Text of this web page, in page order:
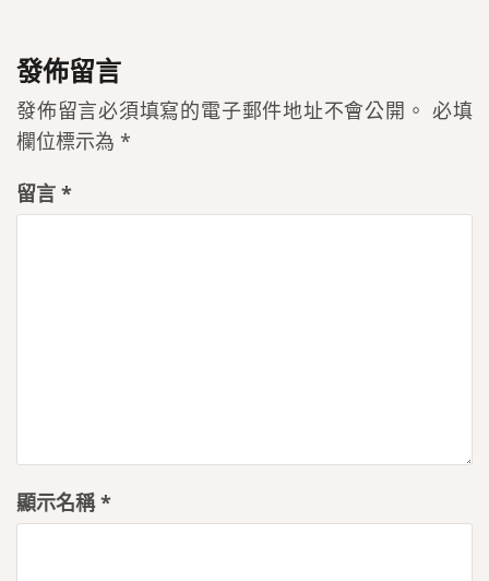
覽
發佈留言
發佈留言必須填寫的電子郵件地址不會公開。 必填
欄位標示為 *
留言 *
顯示名稱*